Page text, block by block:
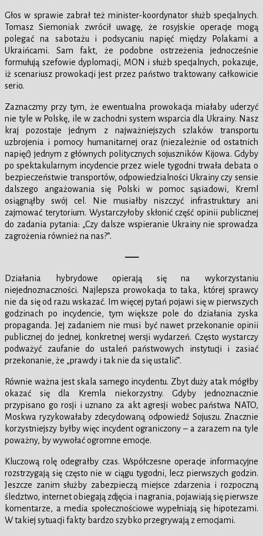
Głos w sprawie zabrał też minister-koordynator służb specjalnych.
Tomasz Siemoniak zwrócił uwagę, że rosyjskie operacje mogą
polegać na sabotażu i podsycaniu napięć między Polakami a
Ukraińcami. Sam fakt, że podobne ostrzeżenia jednocześnie
formułują szefowie dyplomacji, MON i służb specjalnych, pokazuje,
iż scenariusz prowokacji jest przez państwo traktowany całkowicie
serio.
Zaznaczmy przy tym, że ewentualna prowokacja miałaby uderzyć
nie tyle w Polskę, ile w zachodni system wsparcia dla Ukrainy. Nasz
kraj pozostaje jednym z najważniejszych szlaków transportu
uzbrojenia i pomocy humanitarnej oraz (niezależnie od ostatnich
napięć) jednym z głównych politycznych sojuszników Kijowa. Gdyby
po spektakularnym incydencie przez wiele tygodni trwała debata o
bezpieczeństwie transportów, odpowiedzialności Ukrainy czy sensie
dalszego angażowania się Polski w pomoc sąsiadowi, Kreml
osiągnąłby swój cel. Nie musiałby niszczyć infrastruktury ani
zajmować terytorium. Wystarczyłoby skłonić część opinii publicznej
do zadania pytania: „Czy dalsze wspieranie Ukrainy nie sprowadza
zagrożenia również na nas?”.
—–
Działania hybrydowe opierają się na wykorzystaniu
niejednoznaczności. Najlepsza prowokacja to taka, której sprawcy
nie da się od razu wskazać. Im więcej pytań pojawi się w pierwszych
godzinach po incydencie, tym większe pole do działania zyska
propaganda. Jej zadaniem nie musi być nawet przekonanie opinii
publicznej do jednej, konkretnej wersji wydarzeń. Często wystarczy
podważyć zaufanie do ustaleń państwowych instytucji i zasiać
przekonanie, że „prawdy i tak nie da się ustalić”.
Równie ważna jest skala samego incydentu. Zbyt duży atak mógłby
okazać się dla Kremla niekorzystny. Gdyby jednoznacznie
przypisano go rosji i uznano za akt agresji wobec państwa NATO,
Moskwa ryzykowałaby zdecydowaną odpowiedź Sojuszu. Znacznie
korzystniejszy byłby więc incydent ograniczony – a zarazem na tyle
poważny, by wywołać ogromne emocje.
Kluczową rolę odegrałby czas. Współczesne operacje informacyjne
rozstrzygają się często nie w ciągu tygodni, lecz pierwszych godzin.
Jeszcze zanim służby zabezpieczą miejsce zdarzenia i rozpoczną
śledztwo, internet obiegają zdjęcia i nagrania, pojawiają się pierwsze
komentarze, a media społecznościowe wypełniają się hipotezami.
W takiej sytuacji fakty bardzo szybko przegrywają z emocjami.